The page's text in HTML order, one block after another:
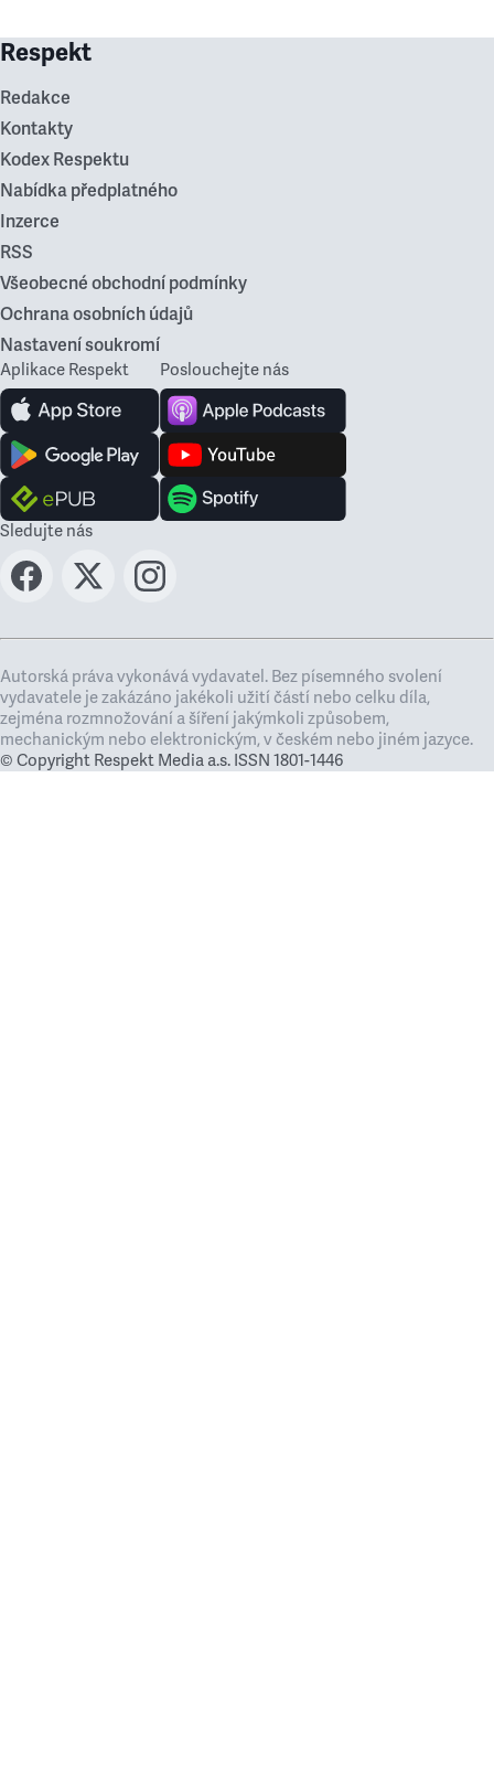
Respekt
Redakce
Kontakty
Kodex Respektu
Nabídka předplatného
Inzerce
RSS
Všeobecné obchodní podmínky
Ochrana osobních údajů
Nastavení soukromí
Aplikace Respekt Poslouchejte nás
Sledujte nás
Autorská práva vykonává vydavatel. Bez písemného svolení
vydavatele je zakázáno jakékoli užití částí nebo celku díla,
zejména rozmnožování a šíření jakýmkoli způsobem,
mechanickým nebo elektronickým, v českém nebo jiném jazyce.
© Copyright Respekt Media a.s. ISSN 1801-1446